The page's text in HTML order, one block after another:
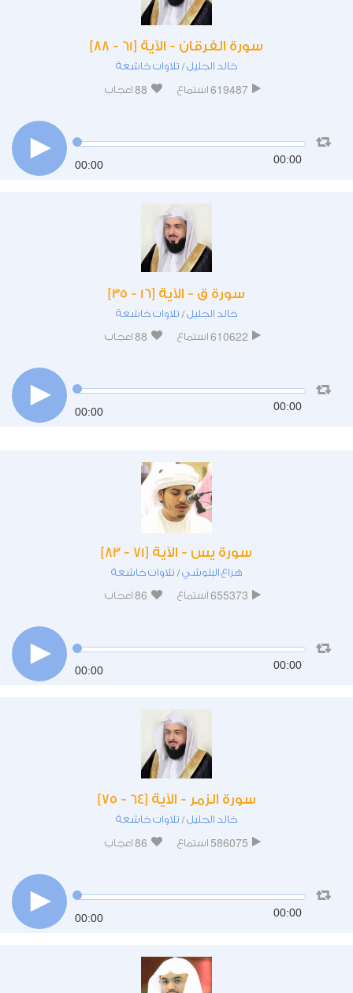
سورة الفرقان - الآية [61 - 88]
خالد الجليل/ تلاوات خاشعة
619487 استماع 88 اعجاب
00:00 00:00
سورة ق - الآية [16 - 35]
خالد الجليل/ تلاوات خاشعة
610622 استماع 88 اعجاب
00:00 00:00
سورة يس - الآية [71 - 83]
هزاع البلوشي/ تلاوات خاشعة
655373 استماع 86 اعجاب
00:00 00:00
سورة الزمر - الآية [64 - 75]
خالد الجليل/ تلاوات خاشعة
586075 استماع 86 اعجاب
00:00 00:00